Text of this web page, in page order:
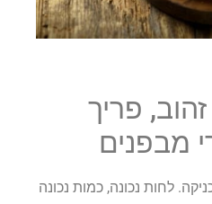
פריך
מבפנים
לחות נכונה, כמות נכונה